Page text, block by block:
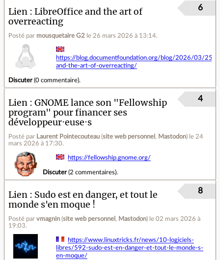
Lien
LibreOffice and the art of
overreacting
Posté par mousquetaire G2 le 26 mars 2026 à 13:14.
6
https://blog.documentfoundation.org/blog/2026/03/25/
and-the-art-of-overreacting/
Discuter(0 commentaire).
Lien
GNOME lance son "Fellowship
program" pour financer ses
développeur·euse·s
Posté par Laurent Pointecouteau (site web personnel , Mastodon) le 24
mars 2026 à 17:30.
4
https://fellowship.gnome.org/
Discuter(2 commentaires).
Lien
Sudo est en danger, et tout le
monde s'en moque !
Posté par vmagnin (site web personnel , Mastodon) le 02 mars 2026 à
19:03.
8
https://www.linuxtricks.fr/news/10-logiciels-
libres/592-sudo-est-en-danger-et-tout-le-monde-s-
en-moque/